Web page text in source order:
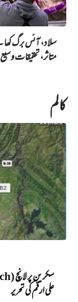
متاثر، تحقیقات وسیع
کالم
علی ارقم کی تحریر